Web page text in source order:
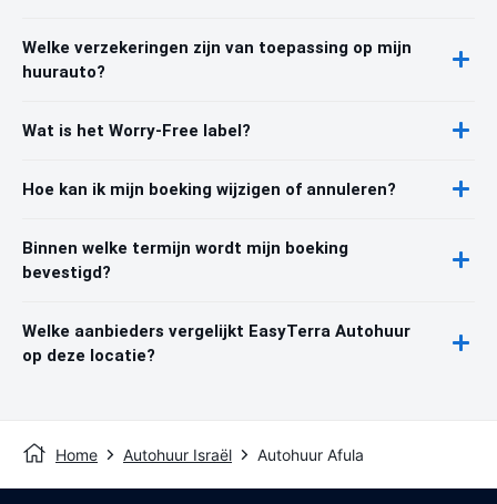
Welke verzekeringen zijn van toepassing op mijn
huurauto?
Wat is het Worry-Free label?
Hoe kan ik mijn boeking wijzigen of annuleren?
Binnen welke termijn wordt mijn boeking
bevestigd?
Welke aanbieders vergelijkt EasyTerra Autohuur
op deze locatie?
Home Autohuur Israël Autohuur Afula